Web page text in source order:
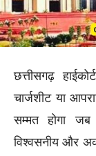
छत्तीसगढ़
चार्जशीट या
सम्मत होगा जब
विश्वसनीय और